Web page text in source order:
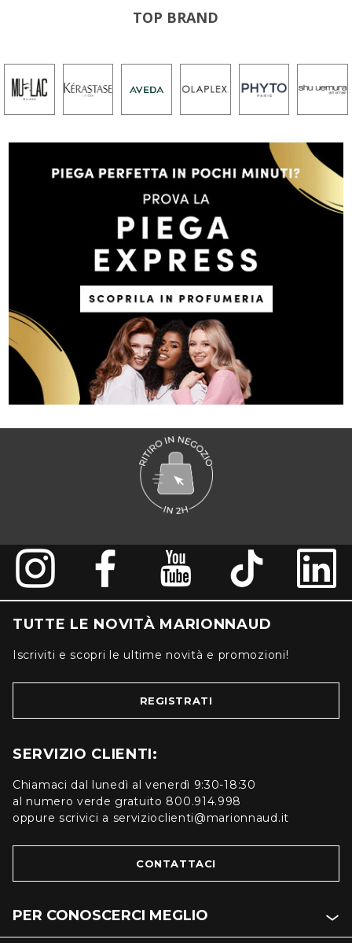
TOP BRAND
TUTTE LE NOVITÀ MARIONNAUD
Iscriviti e scopri le ultime novità e promozioni!
REGISTRATI
SERVIZIO CLIENTI:
Chiamaci dal lunedì al venerdì 9:30-18:30
al numero verde gratuito 800.914.998
oppure scrivici a servizioclienti@marionnaud.it
CONTATTACI
PER CONOSCERCI MEGLIO